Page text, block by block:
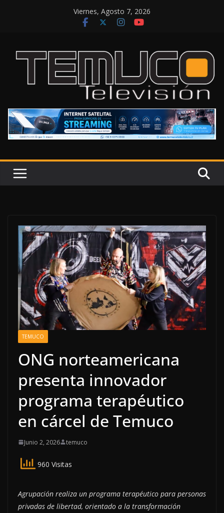
Viernes, Agosto 7, 2026
TEMUCO
ONG norteamericana
presenta innovador
programa terapéutico
en cárcel de Temuco
Junio 2, 2026 temuco
960 Visitas
Agrupación realiza un programa terapéutico para personas
privadas de libertad, orientado a la transformación